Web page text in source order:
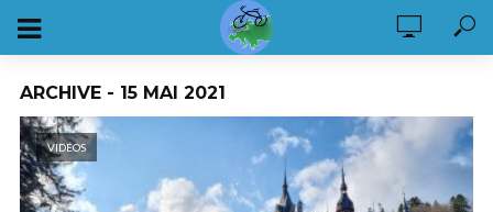
ARCHIVE - 15 MAI 2021
VIDÉOS